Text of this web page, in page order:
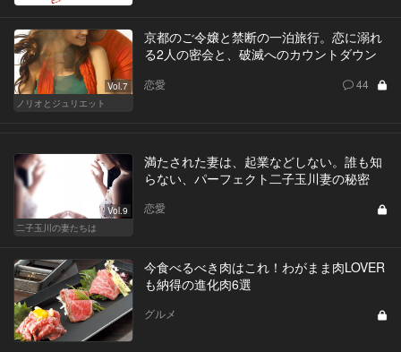
Vol.7
ノリオとジュリエット
京都のご令嬢と禁断の一泊旅行。恋に溺れ
る2人の密会と、破滅へのカウントダウン
恋愛 44
Vol.9
二子玉川の妻たちは
満たされた妻は、起業などしない。誰も知
らない、パーフェクト二子玉川妻の秘密
恋愛
今食べるべき肉はこれ！わがまま肉LOVER
も納得の進化肉6選
グルメ